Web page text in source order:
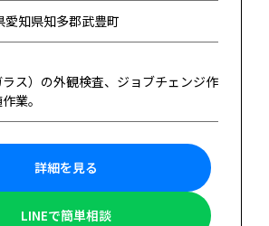
愛知県知多郡武豊町
ス）の外観検査、ジョブチェンジ作
業。
詳細を見る
LINEで簡単相談